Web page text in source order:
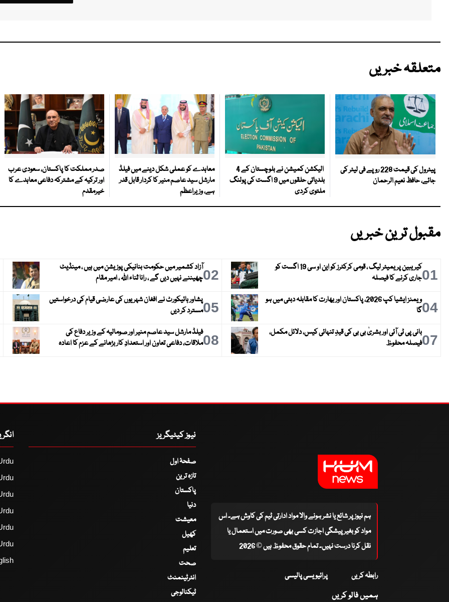
متعلقہ خبریں
پیٹرول کی قیمت 228 روپے فی لیٹر کی
جائے، حافظ نعیم الرحمان
الیکشن کمیشن نے بلوچستان کے 4
بلدیاتی حلقوں میں 9 اگست کی پولنگ
ملتوی کردی
معاہدے کو عملی شکل دینے میں فیلڈ
مارشل سید عاصم منیر کا کردار قابل قدر
ہے، وزیراعظم
صدر مملکت کا پاکستان، سعودی عرب
اور ترکیہ کے مشترکہ دفاعی معاہدے کا
خیرمقدم
مقبول ترین خبریں
01
کیریبین پریمیئر لیگ ، قومی کرکٹرز کو این او سی 19 اگست کو
جاری کرنے کا فیصلہ
02آزاد کشمیر میں حکومت بنانیکی پوزیشن میں ہیں ، مینڈیٹ
چھیننے نہیں دیں گے ، رانا ثناء اللہ ، امیر مقام
04
ویمنز ایشیا کپ 2026، پاکستان اور بھارت کا مقابلہ دبئی میں ہو
گا
05پشاور ہائیکورٹ نے افغان شہریوں کی عارضی قیام کی درخواستیں
مسترد کر دیں
07بانی پی ٹی آئی اور بشریٰ بی بی کی قیدِ تنہائی کیس، دلائل مکمل،
فیصلہ محفوظ
08فیلڈ مارشل سید عاصم منیر اور صومالیہ کے وزیر دفاع کی
ملاقات، دفاعی تعاون اور استعدادِ کار بڑھانے کے عزم کا اعادہ
ہم نیوز پر شائع یا نشر ہونے والا مواد ادارتی ٹیم کی کاوش ہے۔ اس
مواد کو بغیر پیشگی اجازت کسی بھی صورت میں استعمال یا
نقل کرنا درست نہیں۔ تمام حقوق محفوظ ہیں © 2026
رابطہ کریں پرائیویسی پالیسی
ہمیں فالو کریں
نیوز کیٹیگریز
صفحۂ اول
تازہ ترین
پاکستان
دنیا
معیشت
کھیل
تعلیم
صحت
انٹرٹینمنٹ
ٹیکنالوجی